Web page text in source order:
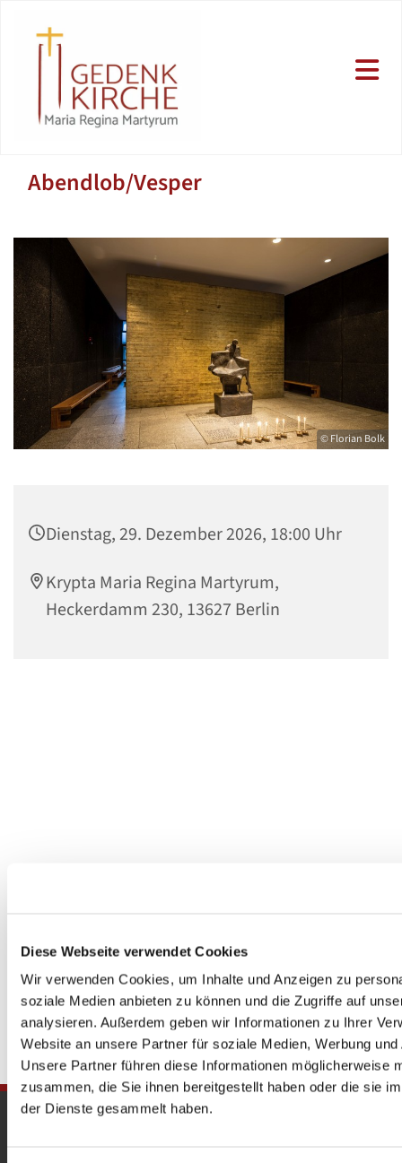
Diese Webseite verwendet Cookies
Wir verwenden Cookies, um Inhalte und Anzeigen zu
soziale Medien anbieten zu können und die Zugriffe auf
analysieren. Außerdem geben wir Informationen zu Ihrer
Website an unsere Partner für soziale Medien, Werbung
Unsere Partner führen diese Informationen möglicherweise
zusammen, die Sie ihnen bereitgestellt haben oder die sie
der Dienste gesammelt haben.
Abendlob/Vesper
© Florian Bolk
Dienstag, 29. Dezember 2026, 18:00 Uhr
Krypta Maria Regina Martyrum,
Heckerdamm 230, 13627 Berlin